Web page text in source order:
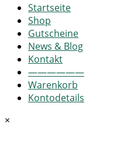
Startseite
Shop
Gutscheine
News & Blog
Kontakt
——————
Warenkorb
Kontodetails
×